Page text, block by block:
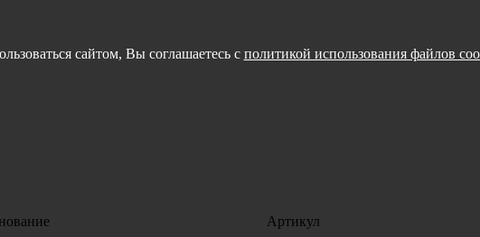
Артикул
сайтом, Вы соглашаетесь с политикой использования файлов